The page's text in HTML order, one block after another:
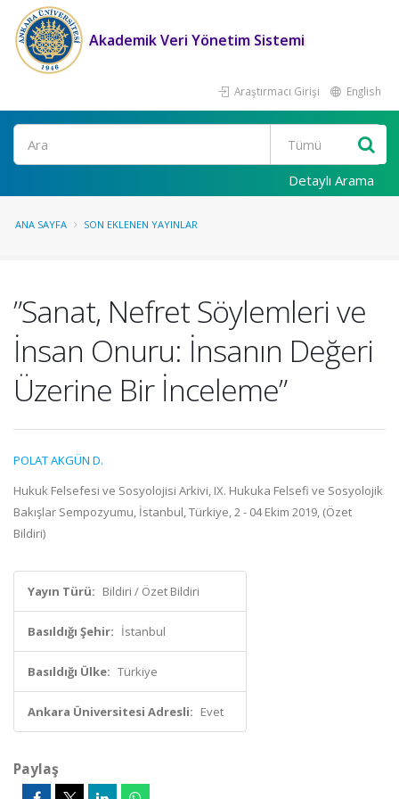
Akademik Veri Yönetim Sistemi
Araştırmacı Girişi English
Ara
Detaylı Arama
ANA SAYFA SON EKLENEN YAYINLAR
”Sanat, Nefret Söylemleri ve
İnsan Onuru: İnsanın Değeri
Üzerine Bir İnceleme”
POLAT AKGÜN D.
Hukuk Felsefesi ve Sosyolojisi Arkivi, IX. Hukuka Felsefi ve Sosyolojik
Bakışlar Sempozyumu, İstanbul, Türkiye, 2 - 04 Ekim 2019, (Özet
Bildiri)
Yayın Türü: Bildiri / Özet Bildiri
Basıldığı Şehir: İstanbul
Basıldığı Ülke: Türkiye
Ankara Üniversitesi Adresli: Evet
Paylaş